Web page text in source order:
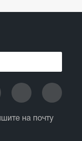
на почту